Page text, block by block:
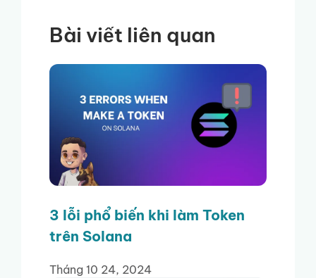
Bài viết liên quan
3 lỗi phổ biến khi làm Token
trên Solana
Tháng 10 24, 2024